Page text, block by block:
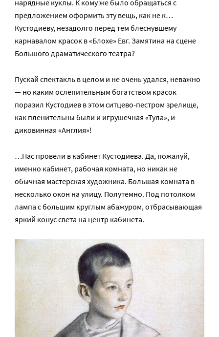
нарядные куклы. К кому же было обращаться с
предложением оформить эту вещь, как не к…
Кустодиеву, незадолго перед тем блеснувшему
карнавалом красок в «Блохе» Евг. Замятина на сцене
Большого драматического театра?
Пускай спектакль в целом и не очень удался, неважно
— но каким ослепительным богатством красок
поразил Кустодиев в этом ситцево-пестром зрелище,
как пленительны были и игрушечная «Тула», и
диковинная «Англия»!
…Нас провели в кабинет Кустодиева. Да, пожалуй,
именно кабинет, рабочая комната, но никак не
обычная мастерская художника. Большая комната в
несколько окон на улицу. Полутемно. Под потолком
лампа с большим круглым абажуром, отбрасывающая
яркий конус света на центр кабинета.